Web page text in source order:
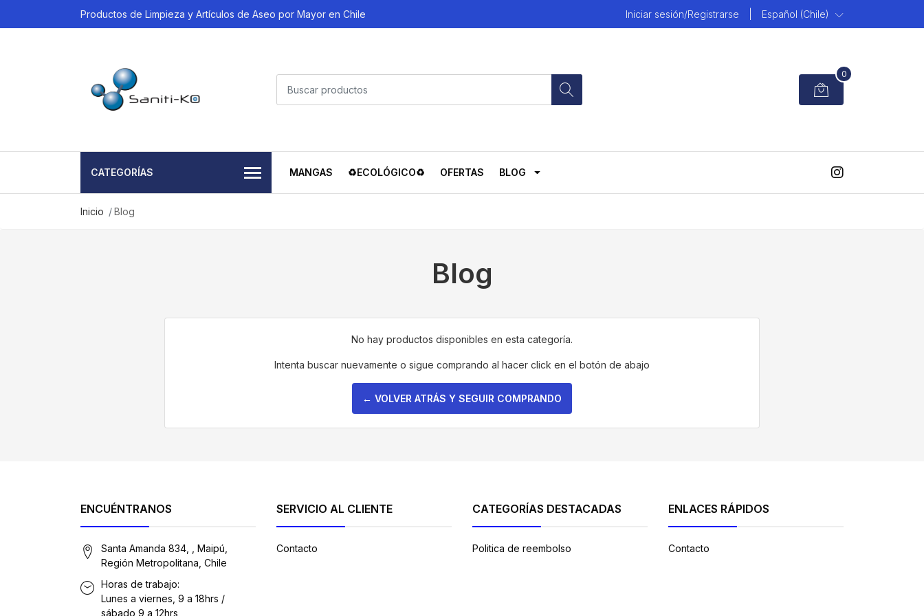
Productos de Limpieza y Artículos de Aseo por Mayor en Chile Iniciar sesión/Registrarse Español (Chile)
0
CATEGORÍAS MANGAS ♻️ECOLÓGICO♻️ OFERTAS BLOG
Inicio Blog
Blog
No hay productos disponibles en esta categoría.
Intenta buscar nuevamente o sigue comprando al hacer click en el botón de abajo
← VOLVER ATRÁS Y SEGUIR COMPRANDO
ENCUÉNTRANOS
Santa Amanda 834, , Maipú,
Región Metropolitana, Chile
Horas de trabajo:
Lunes a viernes, 9 a 18hrs /
sábado 9 a 12hrs
SERVICIO AL CLIENTE
Contacto
CATEGORÍAS DESTACADAS
Politica de reembolso
ENLACES RÁPIDOS
Contacto